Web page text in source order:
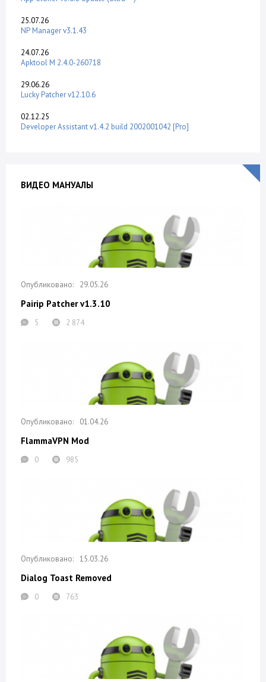
25.07.26
NP Manager v3.1.43
24.07.26
Apktool M 2.4.0-260718
29.06.26
Lucky Patcher v12.10.6
02.12.25
Developer Assistant v1.4.2 build 2002001042 [Pro]
ВИДЕО МАНУАЛЫ
29.05.26
Pairip Patcher v1.3.10
5 2 874
01.04.26
FlammaVPN Mod
0 985
15.03.26
Dialog Toast Removed
0 763